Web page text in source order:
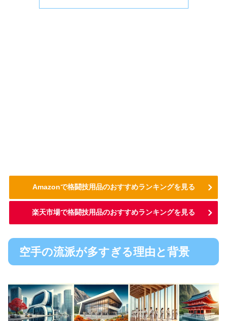
Amazonで格闘技用品のおすすめランキングを見る
楽天市場で格闘技用品のおすすめランキングを見る
空手の流派が多すぎる理由と背景